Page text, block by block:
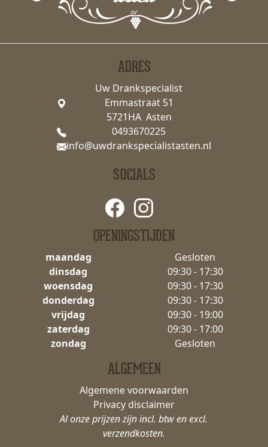
Al onze prijzen zijn incl. btw en excl.
verzendkosten.
ADRES
Uw Drankspecialist
Emmastraat 51
5721HA Asten
0493670225
info@uwdrankspecialistasten.nl
OPENINGSTIJDEN
maandag
Gesloten
dinsdag
09:30 - 17:30
woensdag
09:30 - 17:30
donderdag
09:30 - 17:30
vrijdag
09:30 - 19:00
zaterdag
09:30 - 17:00
zondag
Gesloten
SOCIALS
ALGEMEEN
Algemene voorwaarden
Privacy disclaimer